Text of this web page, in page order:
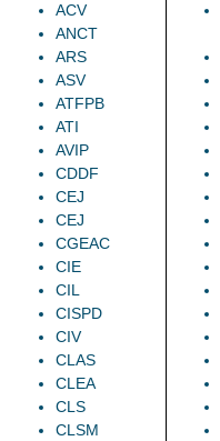
ACV
ANCT
ARS
ASV
ATFPB
ATI
AVIP
CDDF
CEJ
CEJ
CGEAC
CIE
CIL
CISPD
CIV
CLAS
CLEA
CLS
CLSM